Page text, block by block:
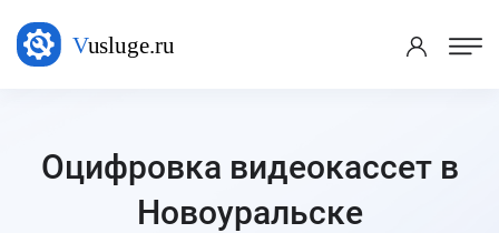
Оцифровка видеокассет в
Новоуральске